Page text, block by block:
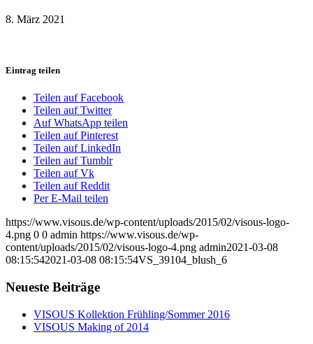
8. März 2021
Eintrag teilen
Teilen auf Facebook
Teilen auf Twitter
Auf WhatsApp teilen
Teilen auf Pinterest
Teilen auf LinkedIn
Teilen auf Tumblr
Teilen auf Vk
Teilen auf Reddit
Per E-Mail teilen
https://www.visous.de/wp-content/uploads/2015/02/visous-logo-
4.png 0 0 admin https://www.visous.de/wp-
content/uploads/2015/02/visous-logo-4.png admin2021-03-08
08:15:542021-03-08 08:15:54VS_39104_blush_6
Neueste Beiträge
VISOUS Kollektion Frühling/Sommer 2016
VISOUS Making of 2014